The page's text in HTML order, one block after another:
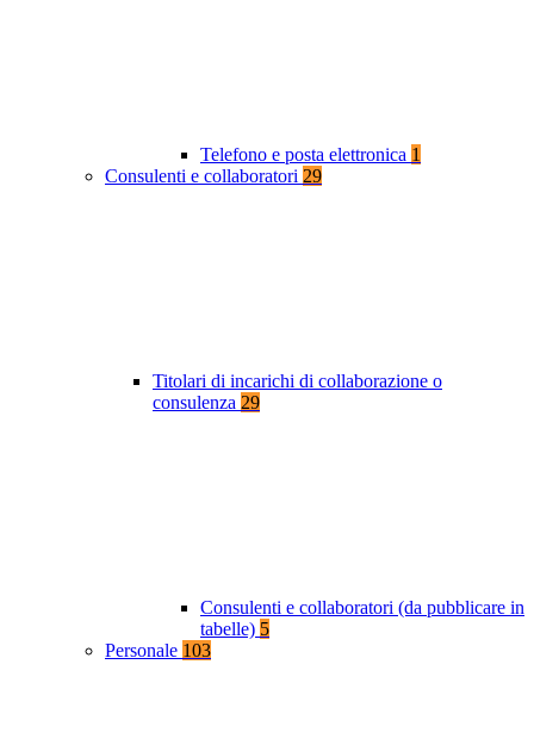
Telefono e posta elettronica 1
Consulenti e collaboratori 29
Titolari di incarichi di collaborazione o
consulenza 29
Consulenti e collaboratori (da pubblicare in
tabelle) 5
Personale 103